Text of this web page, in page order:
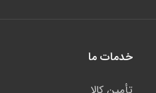
خدمات ما